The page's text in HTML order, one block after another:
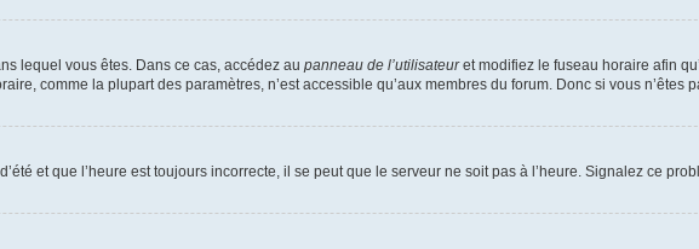
lequel vous êtes. Dans ce cas, accédez au panneau de l’utilisateuret modifiez le fuseau horaire afin
comme la plupart des paramètres, n’est accessible qu’aux membres du forum. Donc si vous n’êtes
et que l’heure est toujours incorrecte, il se peut que le serveur ne soit pas à l’heure. Signalez ce